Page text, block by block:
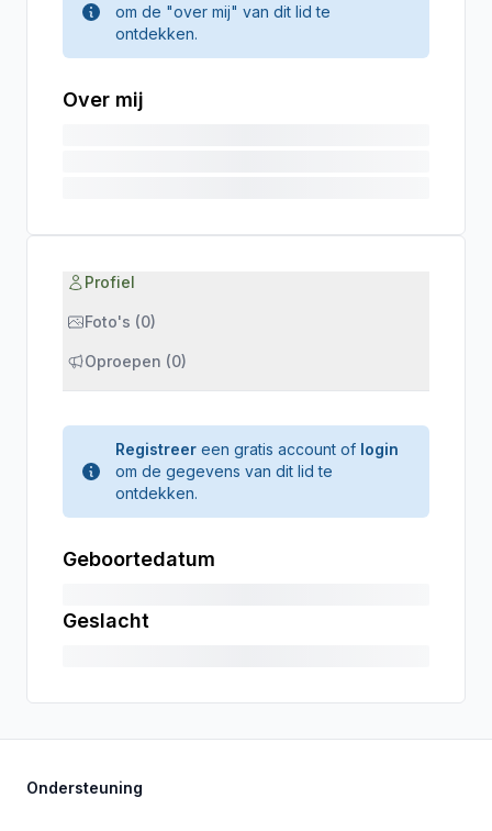
om de "over mij" van dit lid te
ontdekken.
Over mij
Profiel
Foto's (0)
Oproepen (0)
Registreer een gratis account of login
om de gegevens van dit lid te
ontdekken.
Geboortedatum
Geslacht
Ondersteuning